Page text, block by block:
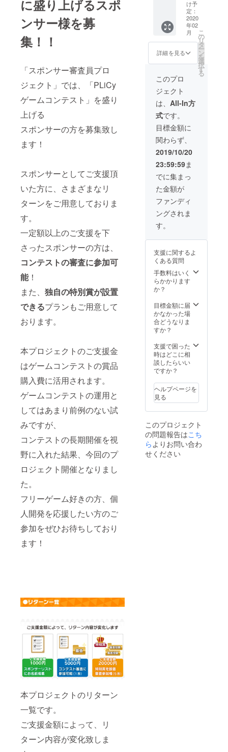
に盛り上げるスポ
ンサー様を募
集！！
「スポンサー審査員プロ
ジェクト」では、「PLiCy
ゲームコンテスト」を盛り
上げる
スポンサーの方を募集致し
ます！
スポンサーとしてご支援頂
いた方に、さまざまなリ
ターンをご用意しておりま
す。
一定額以上のご支援を下
さったスポンサーの方は、
コンテストの審査に参加可
能！
また、 独自の特別賞が設置
できるプランもご用意して
おります。
本プロジェクトのご支援金
はゲームコンテストの賞品
購入費に活用されます。
ゲームコンテストの運用と
してはあまり前例のない試
みですが、
コンテストの長期開催を視
野に入れた結果、今回のプ
ロジェクト開催となりまし
た。
フリーゲーム好きの方、個
人開発を応援したい方のご
参加をぜひお待ちしており
ます！
本プロジェクトのリターン
一覧です。
ご支援金額によって、リ
ターン内容が変化致しま
る名前
等、リ
スト掲
載に不
適当で
あると
こちら
合、内
提出を
お願い
するこ
とがご
ざいま
す。
さい。
コメ
ントの
最大文
字数は
500字で
す。
頂いた
メール
アドレ
スに審
査投票
のご案
内を致
しま
す。 公
序良俗
に反す
る名前
等、リ
スト掲
載に不
適当で
あると
こちら
合、内
容の再
提出を
お願い
するこ
とがご
審査投
票に参
加（5
票） 特
別賞枠
を設置
（1枠）
※支援
時、必
ず備考
欄に
「リス
ト掲載
ご希望
の名
前」お
よび
「リス
ト掲載
用コメ
ント」
をご記
入くだ
さい。
コメ
ントの
最大文
す。
ご登録
頂いた
メール
アドレ
スに審
および
特別賞
設置の
詳細に
ご案内
を致し
ます。
公序良
する名
前等、
リスト
掲載に
である
とこち
らが判
断した
場合、
け予
定：
2020
年02
月
詳細を見る
こ
の
リ
タ
ー
ン
を
選
択
す
る
このプロ
ジェクト
は、 All-In方
式です。
目標金額に
関わらず、
2019/10/20
23:59:59ま
でに集まっ
た金額が
ファンディ
ングされま
す。
支援に関するよ
くある質問
手数料はいく
らかかります
か？
目標金額に届
かなかった場
合どうなりま
すか？
支援で困った
時はどこに相
談したらいい
ですか？
ヘルプページを
見る
このプロジェクト
の問題報告はこち
ら よりお問い合わ
せください